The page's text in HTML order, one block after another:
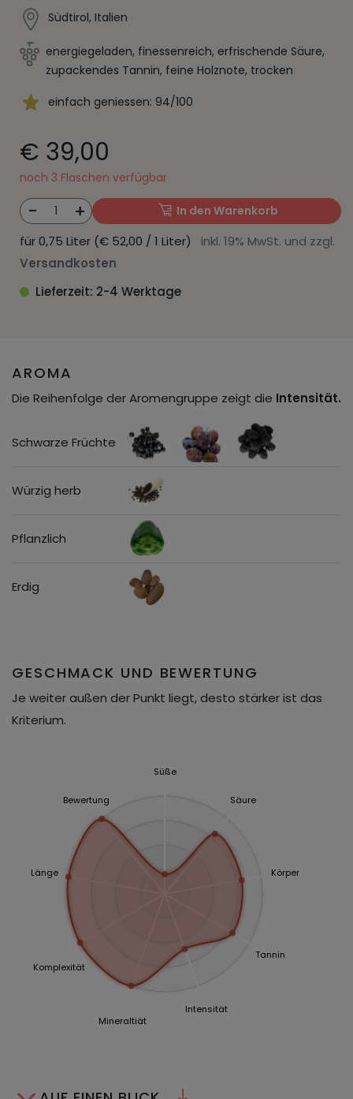
Südtirol, Italien
energiegeladen, finessenreich, erfrischende Säure,
zupackendes Tannin, feine Holznote, trocken
einfach geniessen: 94/100
€ 39,00
noch 3 Flaschen verfügbar
- 1 + In den Warenkorb
für 0,75 Liter (€ 52,00 / 1 Liter) inkl. 19% MwSt. und zzgl.
Versandkosten
Lieferzeit: 2-4 Werktage
AROMA
Die Reihenfolge der Aromengruppe zeigt die Intensität.
Schwarze Früchte
Würzig herb
Pflanzlich
Erdig
GESCHMACK UND BEWERTUNG
Je weiter außen der Punkt liegt, desto stärker ist das
Kriterium.
Süße
Säure
Körper
Tannin
Intensität
Mineraltiät
Komplexität
Länge
Bewertung